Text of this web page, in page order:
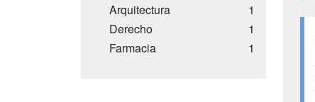
Arquitectura
1
Derecho
1
Farmacia
1